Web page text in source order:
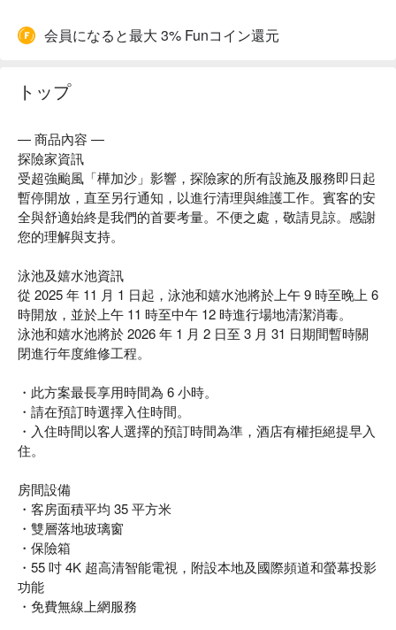
会員になると最大 3% Funコイン還元
トップ
— 商品內容 —
探險家資訊
受超強颱風「樺加沙」影響，探險家的所有設施及服務即日起
暫停開放，直至另行通知，以進行清理與維護工作。賓客的安
全與舒適始終是我們的首要考量。不便之處，敬請見諒。感謝
您的理解與支持。
泳池及嬉水池資訊
從 2025 年 11 月 1 日起，泳池和嬉水池將於上午 9 時至晚上 6
時開放，並於上午 11 時至中午 12 時進行場地清潔消毒。
泳池和嬉水池將於 2026 年 1 月 2 日至 3 月 31 日期間暫時關
閉進行年度維修工程。
・此方案最長享用時間為 6 小時。
・請在預訂時選擇入住時間。
・入住時間以客人選擇的預訂時間為準，酒店有權拒絕提早入
住。
房間設備
・客房面積平均 35 平方米
・雙層落地玻璃窗
・保險箱
・55 吋 4K 超高清智能電視，附設本地及國際頻道和螢幕投影
功能
・免費無線上網服務